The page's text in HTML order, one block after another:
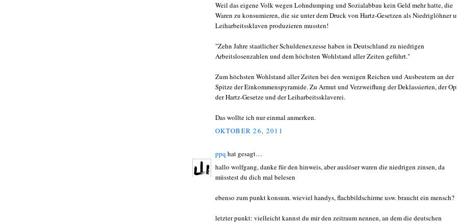
Weil das eigene Volk wegen Lohndumping und Sozialabbau kein Geld mehr hatte, die
Waren zu konsumieren, die sie unter dem Druck von Hartz-Gesetzen als Niedriglöhner
Leiharbeitssklaven produzieren mussten!
"Zehn Jahre staatlicher Schuldenexzesse haben in Deutschland zu niedrigen
Arbeitslosenzahlen und dem höchsten Wohlstand aller Zeiten geführt."
Zum höchsten Wohlstand aller Zeiten bei den wenigen Reichen und Ausbeutern an der
Spitze der Einkommenspyramide. Zu Armut und Verzweiflung der Deklassierten, der
der Hartz-Gesetze und der Leiharbeitssklaverei.
Das wollte ich nur einmal anmerken.
OKTOBER 26, 2011
ppq hat gesagt…
hallo wolfgang, danke für den hinweis, aber auslöser waren die niedrigen zinsen, da
müsstest du dich mal belesen
ebenso zum punkt konsum. wieviel handys, flachbildschirme usw. braucht ein mensch?
letzter punkt: vielleicht kannst du mir den zeitraum nennen, an dem die deutschen